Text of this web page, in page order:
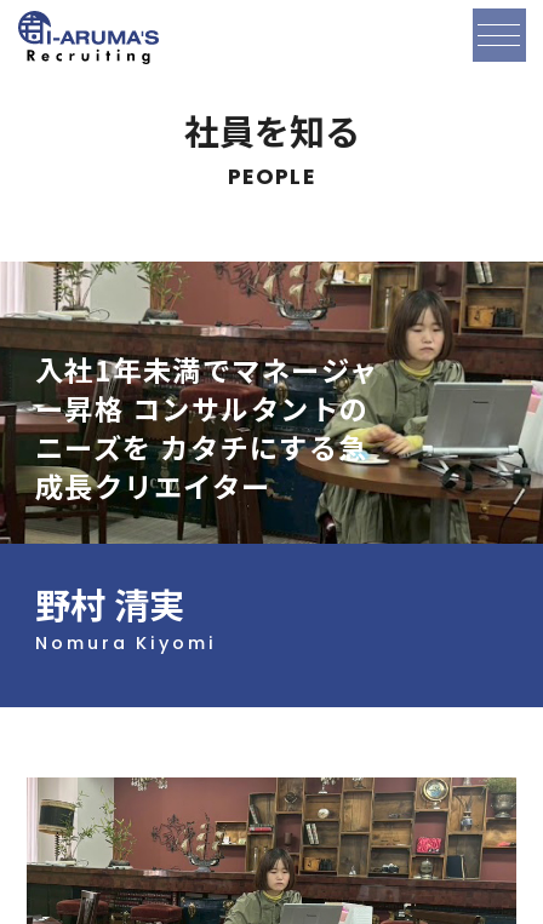
アイアルマーズ
社員を知る
PEOPLE
入社1年未満でマネージャ
ー昇格コンサルタントの
ニーズをカタチにする急
成長クリエイター
野村 清実
Nomura Kiyomi